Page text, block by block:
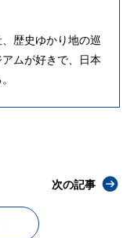
歴史ゆかり地の巡
ムが好きで、日本
次の記事